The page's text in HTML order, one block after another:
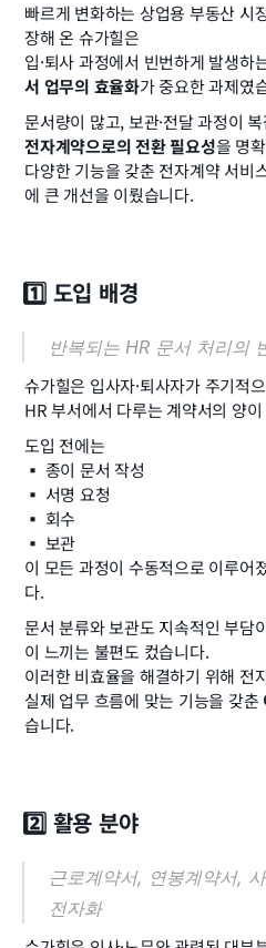
빠르게 변화하는 상업용 부동산 시
장해 온 슈가힐은
입·퇴사 과정에서 빈번하게 발생하
서 업무의 효율화가 중요한 과제였
문서량이 많고, 보관·전달 과정이
전자계약으로의 전환 필요성을 명
다양한 기능을 갖춘 전자계약 서비
에 큰 개선을 이뤘습니다.
1️⃣ 도입 배경
반복되는 HR 문서 처리의
슈가힐은 입사자·퇴사자가 주기적
HR 부서에서 다루는 계약서의 양
도입 전에는
▪️ 종이 문서 작성
▪️ 서명 요청
▪️ 회수
▪️ 보관
이 모든 과정이 수동적으로 이루어
다.
문서 분류와 보관도 지속적인 부담
이 느끼는 불편도 컸습니다.
이러한 비효율을 해결하기 위해 전
실제 업무 흐름에 맞는 기능을 갖춘
습니다.
2️⃣ 활용 분야
근로계약서, 연봉계약서,
전자화